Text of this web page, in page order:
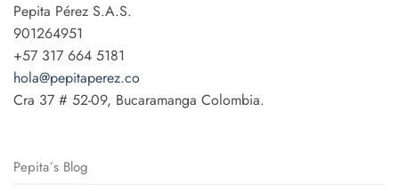
Pepita Pérez S.A.S.
901264951
+57 317 664 5181
hola@pepitaperez.co
Cra 37 # 52-09, Bucaramanga Colombia.
Pepita´s Blog